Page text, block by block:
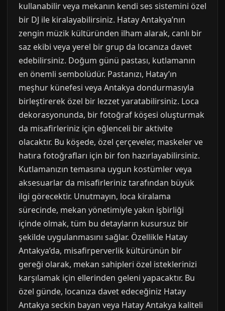
kullanabilir veya mekanın kendi ses sistemini özel
bir DJ ile kiralayabilirsiniz. Hatay Antakya’nın
zengin müzik kültüründen ilham alarak, canlı bir
saz ekibi veya yerel bir grup da locanıza davet
edebilirsiniz. Doğum günü pastası, kutlamanın
en önemli sembolüdür. Pastanızı, Hatay’ın
meşhur künefesi veya Antakya dondurmasıyla
birleştirerek özel bir lezzet yaratabilirsiniz. Loca
dekorasyonunda, bir fotoğraf köşesi oluşturmak
da misafirleriniz için eğlenceli bir aktivite
olacaktır. Bu köşede, özel çerçeveler, maskeler ve
hatıra fotoğrafları için bir fon hazırlayabilirsiniz.
Kutlamanızın temasına uygun kostümler veya
aksesuarlar da misafirleriniz tarafından büyük
ilgi görecektir. Unutmayın, loca kiralama
sürecinde, mekan yönetimiyle yakın işbirliği
içinde olmak, tüm bu detayların kusursuz bir
şekilde uygulanmasını sağlar. Özellikle Hatay
Antakya’da, misafirperverlik kültürünün bir
gereği olarak, mekan sahipleri özel isteklerinizi
karşılamak için ellerinden geleni yapacaktır. Bu
özel günde, locanıza davet edeceğiniz Hatay
Antakya seckin bayan veya Hatay Antakya kaliteli